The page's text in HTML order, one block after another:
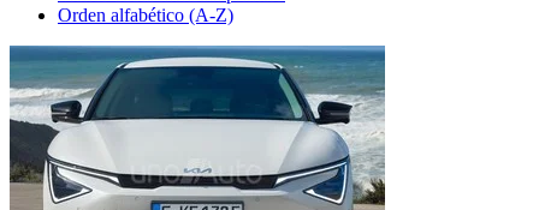
Orden alfabético (A-Z)